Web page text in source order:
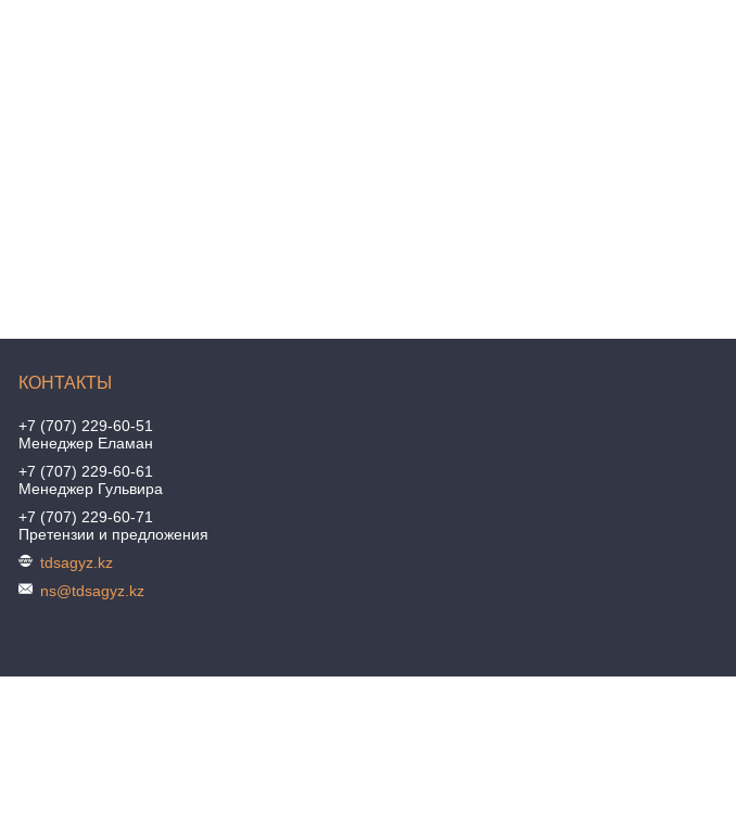
+7 (707) 229-60-51
Менеджер Еламан
+7 (707) 229-60-61
Менеджер Гульвира
+7 (707) 229-60-71
Претензии и предложения
tdsagyz.kz
ns@tdsagyz.kz